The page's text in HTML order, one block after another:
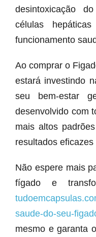
desintoxicação
células
funcionamento
Ao comprar o
estará investindo
seu bem-estar
desenvolvido com
mais altos
resultados eficazes
Não espere mais
fígado e
saude-do-seu-
mesmo e garanta